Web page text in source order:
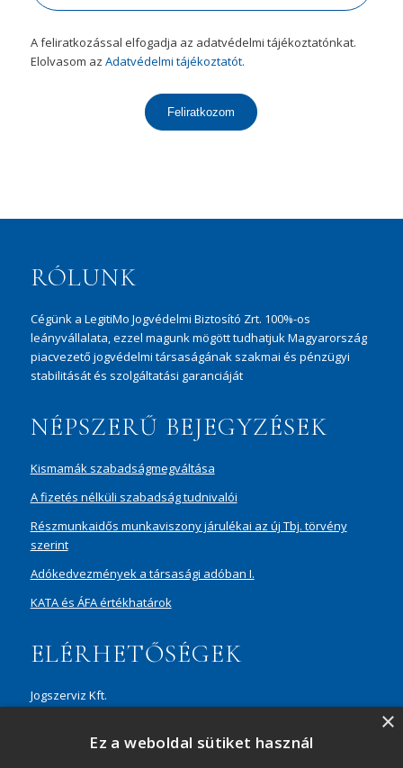
A feliratkozással elfogadja az adatvédelmi tájékoztatónkat.
Elolvasom az Adatvédelmi tájékoztatót.
Feliratkozom
RÓLUNK
Cégünk a LegitiMo Jogvédelmi Biztosító Zrt. 100%-os
leányvállalata, ezzel magunk mögött tudhatjuk Magyarország
piacvezető jogvédelmi társaságának szakmai és pénzügyi
stabilitását és szolgáltatási garanciáját
NÉPSZERŰ BEJEGYZÉSEK
Kismamák szabadságmegváltása
A fizetés nélküli szabadság tudnivalói
Részmunkaidős munkaviszony járulékai az új Tbj. törvény
szerint
Adókedvezmények a társasági adóban I.
KATA és ÁFA értékhatárok
ELÉRHETŐSÉGEK
Jogszerviz Kft.
×
Ez a weboldal sütiket használ